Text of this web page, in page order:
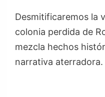
Desmitificaremos la
colonia perdida de
mezcla hechos
narrativa aterradora.